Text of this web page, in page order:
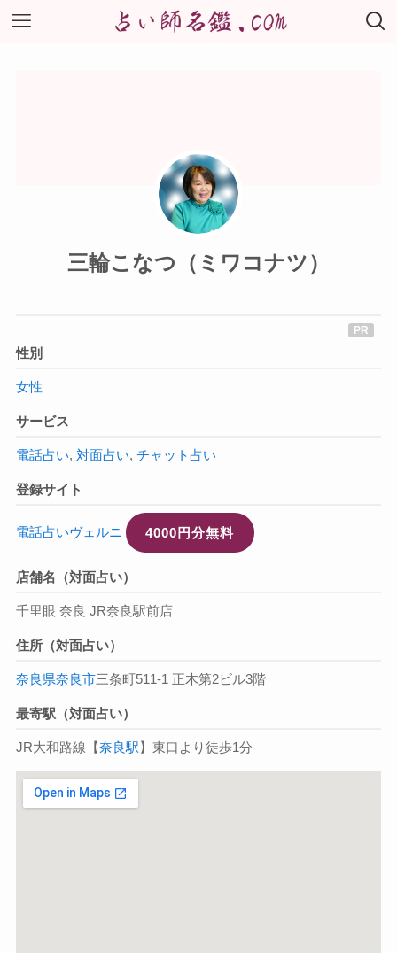
三輪こなつ（ミワコナツ）
性別
女性
サービス
電話占い, 対面占い, チャット占い
登録サイト
電話占いヴェルニ 4000円分無料
店舗名（対面占い）
千里眼 奈良 JR奈良駅前店
住所（対面占い）
奈良県奈良市三条町511-1 正木第2ビル3階
最寄駅（対面占い）
JR大和路線【奈良駅】東口より徒歩1分